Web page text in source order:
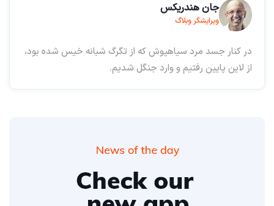
جان هندریکس
ویرایشگر وبلاگ
در کنار جسد مرد سیاهپوش که از تگرگ شبانه خیس شده بود،
از لاین پایین رفتیم و وارد جنگل شدیم.